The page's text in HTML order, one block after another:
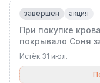
завершён акция
При покупке
покрывало Соня
Истёк 31 июл.